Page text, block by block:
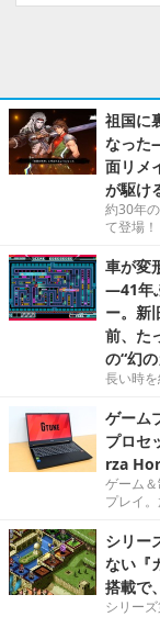
祖国に
なった
面リメ
が駆け
約30年
て登場！
車が変
―41年
ー。新
前、た
の“幻
長い時
ゲーム
プロセ
rza
ゲーム
プレイ
シリー
ない『
搭載で
シリー